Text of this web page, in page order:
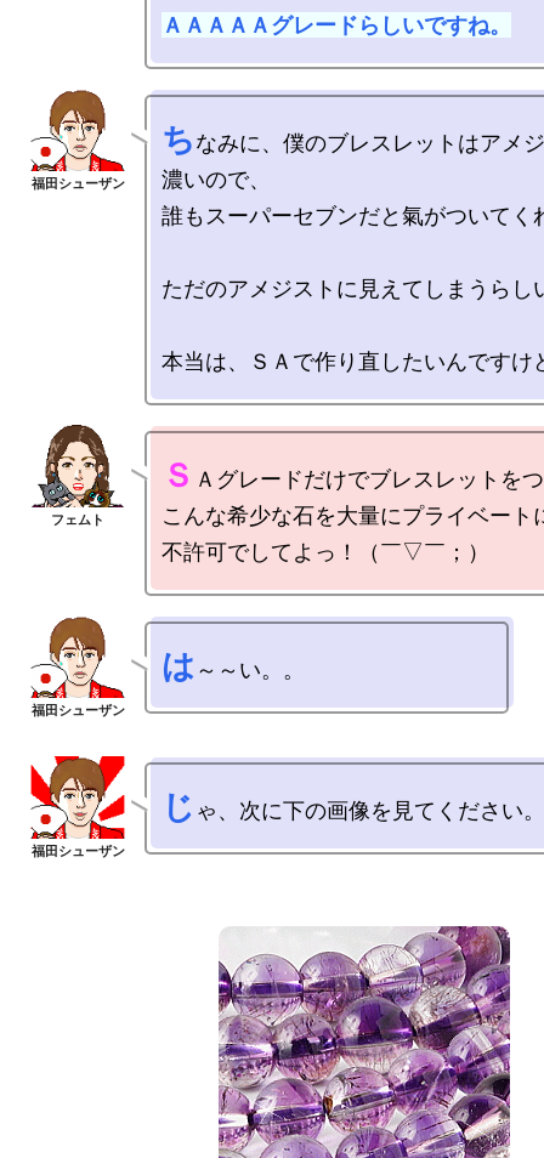
ＡＡＡＡＡグレードらしいですね。
ちなみに、僕のブレスレットはアメ
濃いので、
誰もスーパーセブンだと氣がついてく
ただのアメジストに見えてしまうらし
Ｓ Ａグレードだけでブレスレットを
こんな希少な石を大量にプライベート
は
じ